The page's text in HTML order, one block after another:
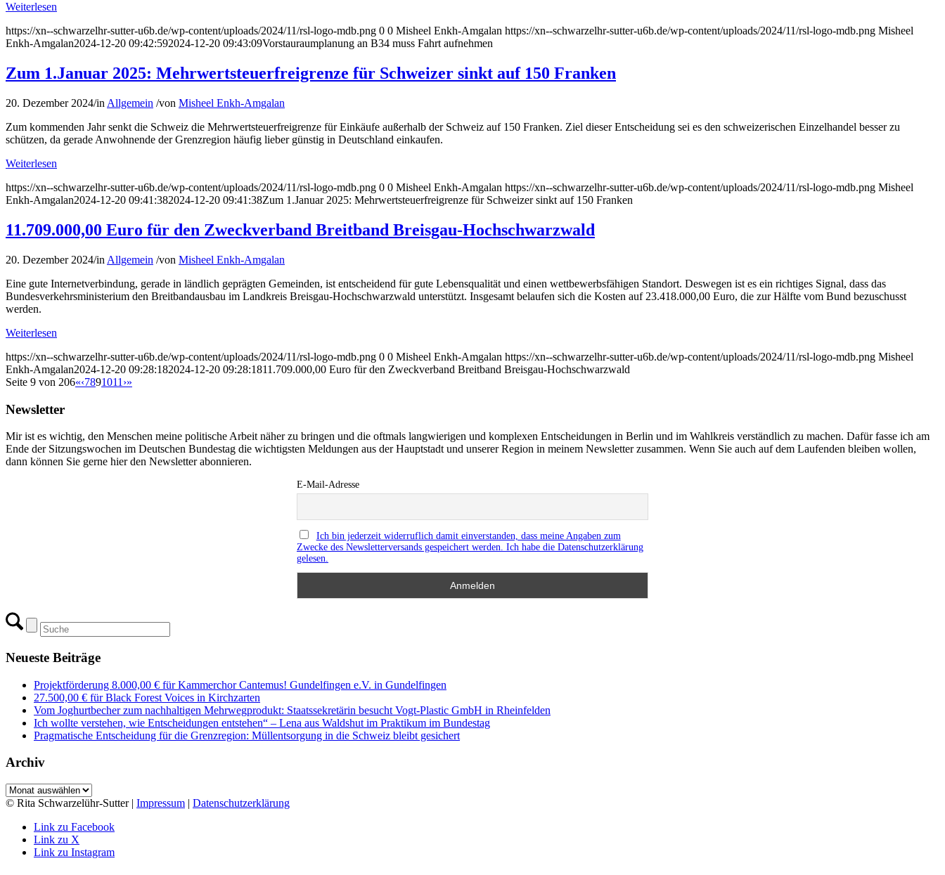
Weiterlesen
https://xn--schwarzelhr-sutter-u6b.de/wp-content/uploads/2024/11/rsl-logo-mdb.png 0 0 Misheel Enkh-Amgalan https://xn--schwarzelhr-sutter-u6b.de/wp-content/uploads/2024/11/rsl-logo-mdb.png Misheel
Enkh-Amgalan2024-12-20 09:42:592024-12-20 09:43:09Vorstauraumplanung an B34 muss Fahrt aufnehmen
Zum 1.Januar 2025: Mehrwertsteuerfreigrenze für Schweizer sinkt auf 150 Franken
20. Dezember 2024/in Allgemein /von Misheel Enkh-Amgalan
Zum kommenden Jahr senkt die Schweiz die Mehrwertsteuerfreigrenze für Einkäufe außerhalb der Schweiz auf 150 Franken. Ziel dieser Entscheidung sei es den schweizerischen Einzelhandel besser zu
schützen, da gerade Anwohnende der Grenzregion häufig lieber günstig in Deutschland einkaufen.
Weiterlesen
https://xn--schwarzelhr-sutter-u6b.de/wp-content/uploads/2024/11/rsl-logo-mdb.png 0 0 Misheel Enkh-Amgalan https://xn--schwarzelhr-sutter-u6b.de/wp-content/uploads/2024/11/rsl-logo-mdb.png Misheel
Enkh-Amgalan2024-12-20 09:41:382024-12-20 09:41:38Zum 1.Januar 2025: Mehrwertsteuerfreigrenze für Schweizer sinkt auf 150 Franken
11.709.000,00 Euro für den Zweckverband Breitband Breisgau-Hochschwarzwald
20. Dezember 2024/in Allgemein /von Misheel Enkh-Amgalan
Eine gute Internetverbindung, gerade in ländlich geprägten Gemeinden, ist entscheidend für gute Lebensqualität und einen wettbewerbsfähigen Standort. Deswegen ist es ein richtiges Signal, dass das
Bundesverkehrsministerium den Breitbandausbau im Landkreis Breisgau-Hochschwarzwald unterstützt. Insgesamt belaufen sich die Kosten auf 23.418.000,00 Euro, die zur Hälfte vom Bund bezuschusst
werden.
Weiterlesen
https://xn--schwarzelhr-sutter-u6b.de/wp-content/uploads/2024/11/rsl-logo-mdb.png 0 0 Misheel Enkh-Amgalan https://xn--schwarzelhr-sutter-u6b.de/wp-content/uploads/2024/11/rsl-logo-mdb.png Misheel
Enkh-Amgalan2024-12-20 09:28:182024-12-20 09:28:1811.709.000,00 Euro für den Zweckverband Breitband Breisgau-Hochschwarzwald
Seite 9 von 206«‹7891011 ›»
Newsletter
Mir ist es wichtig, den Menschen meine politische Arbeit näher zu bringen und die oftmals langwierigen und komplexen Entscheidungen in Berlin und im Wahlkreis verständlich zu machen. Dafür fasse ich am
Ende der Sitzungswochen im Deutschen Bundestag die wichtigsten Meldungen aus der Hauptstadt und unserer Region in meinem Newsletter zusammen. Wenn Sie auch auf dem Laufenden bleiben wollen,
dann können Sie gerne hier den Newsletter abonnieren.
E-Mail-Adresse
Ich bin jederzeit widerruflich damit einverstanden, dass meine Angaben zum
Zwecke des Newsletterversands gespeichert werden. Ich habe die Datenschutzerklärung
gelesen.
Neueste Beiträge
Projektförderung 8.000,00 € für Kammerchor Cantemus! Gundelfingen e.V. in Gundelfingen
27.500,00 € für Black Forest Voices in Kirchzarten
Vom Joghurtbecher zum nachhaltigen Mehrwegprodukt: Staatssekretärin besucht Vogt-Plastic GmbH in Rheinfelden
Ich wollte verstehen, wie Entscheidungen entstehen“ – Lena aus Waldshut im Praktikum im Bundestag
Pragmatische Entscheidung für die Grenzregion: Müllentsorgung in die Schweiz bleibt gesichert
Archiv
Archiv
© Rita Schwarzelühr-Sutter | Impressum | Datenschutzerklärung
Link zu Facebook
Link zu X
Link zu Instagram